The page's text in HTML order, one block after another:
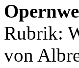
Rubrik:
von